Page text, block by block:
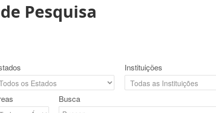
Pesquisa
Instituições
Busca